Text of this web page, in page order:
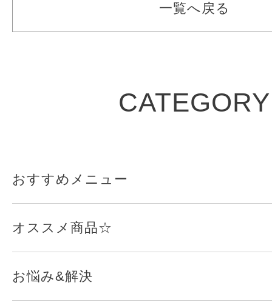
一覧へ戻る
CATEGORY
おすすめメニュー
オススメ商品☆
お悩み&解決